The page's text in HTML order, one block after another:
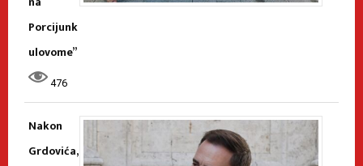
Porcijunk
ulovome”
476
Nakon
Grdovića,